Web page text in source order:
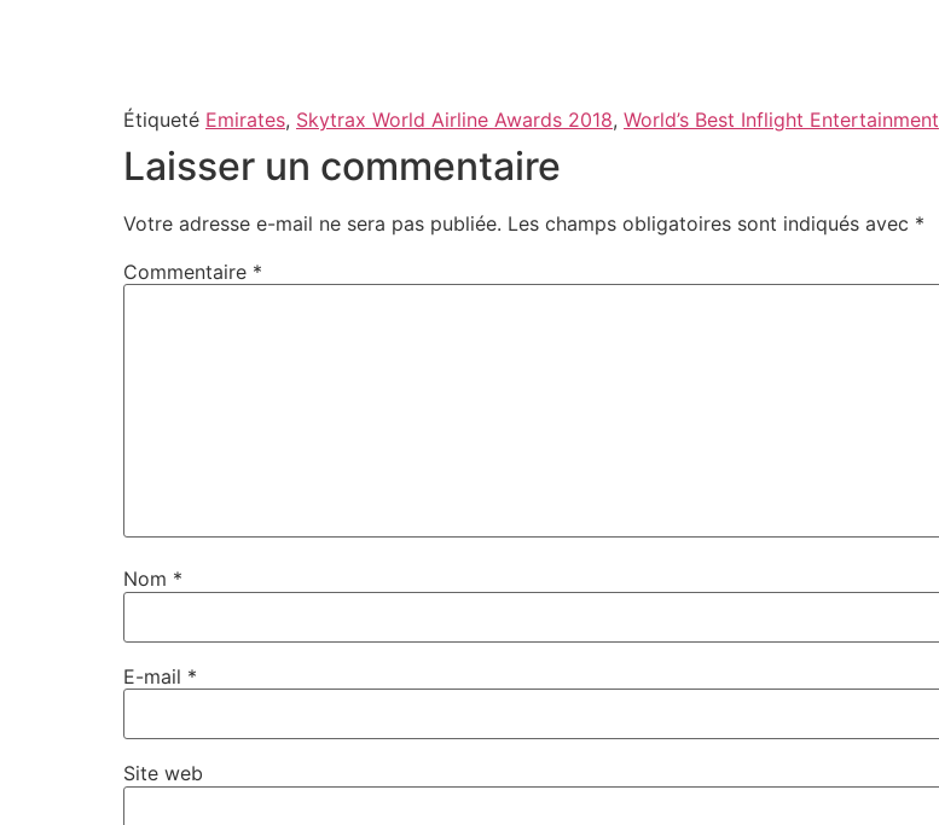
Étiqueté Emirates, Skytrax World Airline Awards 2018, World’s Best Inflight Entertainment
Laisser un commentaire
Votre adresse e-mail ne sera pas publiée. Les champs obligatoires sont indiqués avec *
Commentaire *
Nom *
E-mail *
Site web